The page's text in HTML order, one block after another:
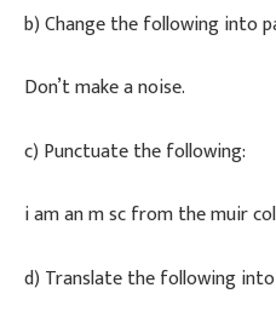
​b) Change the following into
​Don’t make a noise.
​c) Punctuate the following:
​i am an m sc from the muir
​d) Translate the following into